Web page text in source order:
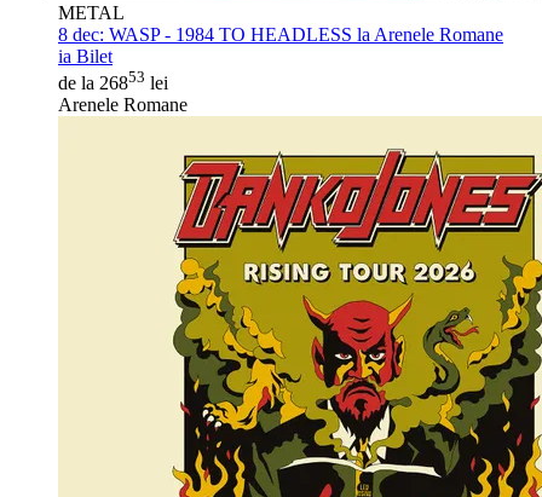
METAL
8 dec: WASP - 1984 TO HEADLESS la Arenele Romane
ia Bilet
de la 26853 lei
Arenele Romane